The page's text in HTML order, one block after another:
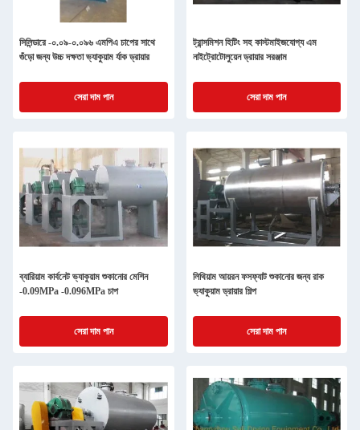
সিলিন্ডারে -০.০৯-০.০৯৬ এমপিএ চাপের সাথে
গুঁড়ো জন্য উচ্চ দক্ষতা ভ্যাকুয়াম র্যাক ড্রায়ার
সেরা দাম পান
ট্রান্সমিশন হিটিং সহ কাস্টমাইজযোগ্য এম
নাইট্রোটোলুয়েন ড্রায়ার সরঞ্জাম
সেরা দাম পান
ব্যারিয়াম কার্বনেট ভ্যাকুয়াম শুকানোর মেশিন
-0.09MPa -0.096MPa চাপ
সেরা দাম পান
লিথিয়াম আয়রন ফসফ্যাট শুকানোর জন্য রাক
ভ্যাকুয়াম ড্রায়ার শিল্প
সেরা দাম পান